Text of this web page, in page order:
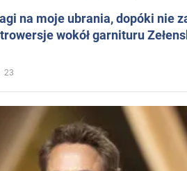
na moje ubrania, dopóki nie
wokół garnituru
23